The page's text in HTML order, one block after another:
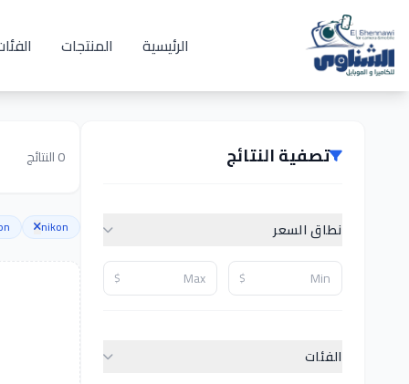
الرئيسية المنتجات
تصفية النتائج
نطاق السعر
$
$
الفئات
0النتائج
nikon